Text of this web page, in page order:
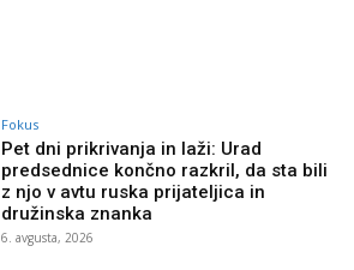
Fokus
Pet dni prikrivanja in laži: Urad
predsednice končno razkril, da sta bili
z njo v avtu ruska prijateljica in
družinska znanka
6. avgusta, 2026